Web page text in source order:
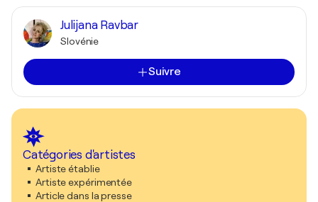
Julijana Ravbar
Slovénie
Suivre
Catégories d'artistes
Artiste établie
Artiste expérimentée
Article dans la presse